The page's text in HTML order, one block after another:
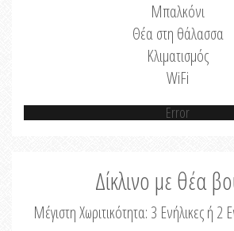
Μπαλκόνι
Θέα στη θάλασσα
Κλιματισμός
WiFi
Error
Δίκλινο με θέα
Μέγιστη Χωριτικότητα: 3 Ενήλικες ή 2